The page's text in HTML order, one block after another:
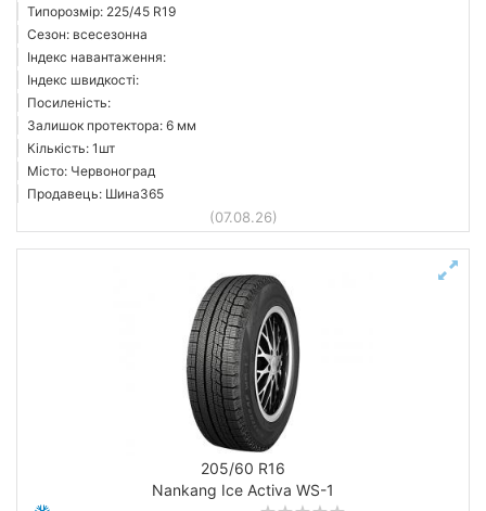
Типорозмір: 225/45 R19
Сезон: всесезонна
Індекс навантаження:
Індекс швидкості:
Посиленість:
Залишок протектора: 6 мм
Кількість: 1шт
Місто: Червоноград
Продавець: Шина365
(07.08.26)
205/60 R16
Nankang Ice Activa WS-1